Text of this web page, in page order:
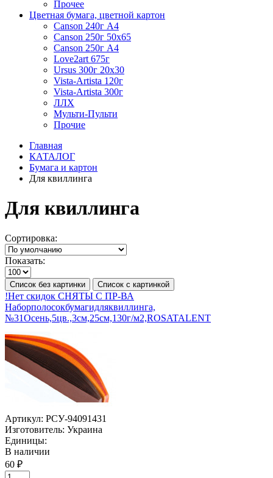
Прочее
Цветная бумага, цветной картон
Canson 240г А4
Canson 250г 50х65
Canson 250г А4
Love2art 675г
Ursus 300г 20х30
Vista-Artista 120г
Vista-Artista 300г
ЛЛХ
Мульти-Пульти
Прочие
Главная
КАТАЛОГ
Бумага и картон
Для квиллинга
Для квиллинга
Сортировка:
Показать:
Список без картинки Список с картинкой
!Нет скидок СНЯТЫ С ПР-ВА
Наборполосокбумагидляквиллинга,
№31Осень,5цв.,3см,25см,130г/м2,ROSATALENT
Артикул: РСУ-94091431
Изготовитель: Украина
Единицы:
В наличии
60 ₽